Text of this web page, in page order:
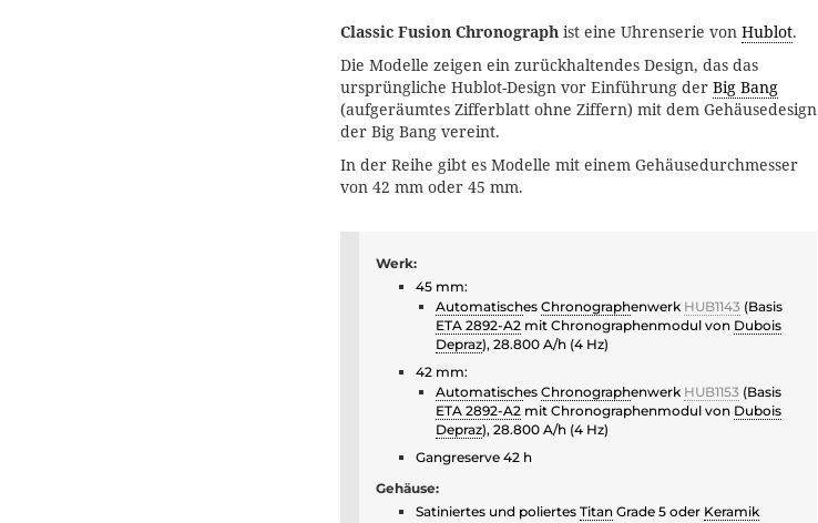
Classic Fusion Chronograph ist eine Uhrenserie von Hublot.
Die Modelle zeigen ein zurückhaltendes Design, das das
ursprüngliche Hublot-Design vor Einführung der Big Bang
(aufgeräumtes Zifferblatt ohne Ziffern) mit dem Gehäusedesign
der Big Bang vereint.
In der Reihe gibt es Modelle mit einem Gehäusedurchmesser
von 42 mm oder 45 mm.
Werk:
45 mm:
Automatisches Chronographenwerk HUB1143 (Basis
ETA 2892-A2 mit Chronographenmodul von Dubois
Depraz), 28.800 A/h (4 Hz)
42 mm:
Automatisches Chronographenwerk HUB1153 (Basis
ETA 2892-A2 mit Chronographenmodul von Dubois
Depraz), 28.800 A/h (4 Hz)
Gangreserve 42 h
Gehäuse:
Satiniertes und poliertes Titan Grade 5 oder Keramik